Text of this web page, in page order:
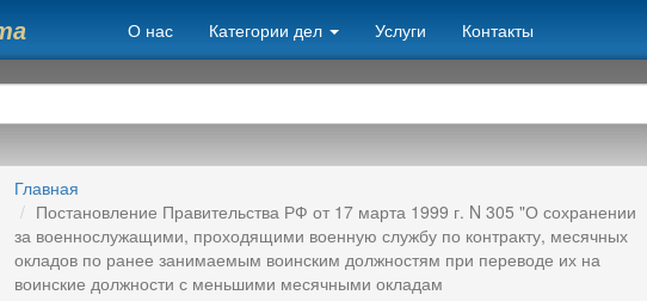
О нас Категории дел Услуги Контакты
Главная
Постановление Правительства РФ от 17 марта 1999 г. N 305 "О сохранении
за военнослужащими, проходящими военную службу по контракту, месячных
окладов по ранее занимаемым воинским должностям при переводе их на
воинские должности с меньшими месячными окладам